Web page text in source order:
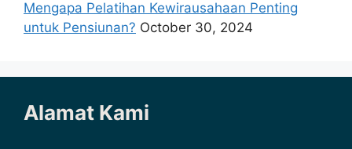
Mengapa Pelatihan Kewirausahaan Penting
untuk Pensiunan? October 30, 2024
Alamat Kami